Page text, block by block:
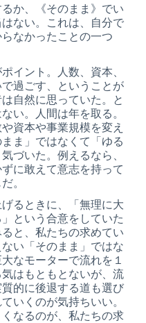
か、《そのまま》でい
ない。これは、自分で
なかったことの一つ
イント。人数、資本、
過ごす、ということが
自然に思っていた。と
い。人間は年を取る。
資本や事業規模を変え
ま」ではなくて「ゆる
づいた。例えるなら、
に敢えて意志を持って
。
るときに、「無理に大
という合意をしていた
と、私たちの求めてい
い「そのまま」ではな
なモーターで流れを１
はもともとないが、流
的に後退する道も選び
いくのが気持ちいい。
なるのが、私たちの求